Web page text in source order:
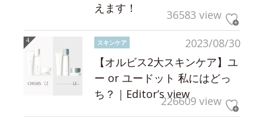
えます！
36583 view
2023/08/30
スキンケア
【オルビス2大スキンケア】ユ
ー or ユードット 私にはどっ
ち？｜Editor’s view226609 view